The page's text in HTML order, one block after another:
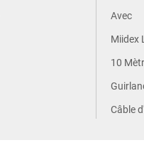
Avec
Miidex
10
Câble